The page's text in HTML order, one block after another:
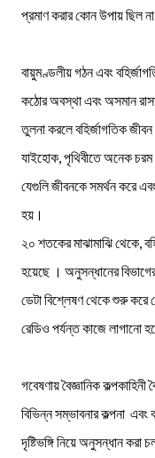
প্রমাণ করার কোন উপায় ছিল
বায়ুমণ্ডলীয় গঠন এবং
কঠোর অবস্থা এবং অসমান
তুলনা করলে বহির্জাগতিক
যাইহোক, পৃথিবীতে অনেক চরম
যেগুলি জীবনকে সমর্থন করে
হয়।
২০ শতকের মাঝামাঝি থেকে,
হয়েছে । অনুসন্ধানের
ডেটা বিশ্লেষণ থেকে শুরু
রেডিও পর্যন্ত কাজে লাগানো
গবেষণায় বৈজ্ঞানিক
বিভিন্ন সম্ভাবনার কল্পনা
দৃষ্টিভঙ্গি নিয়ে অনুসন্ধান